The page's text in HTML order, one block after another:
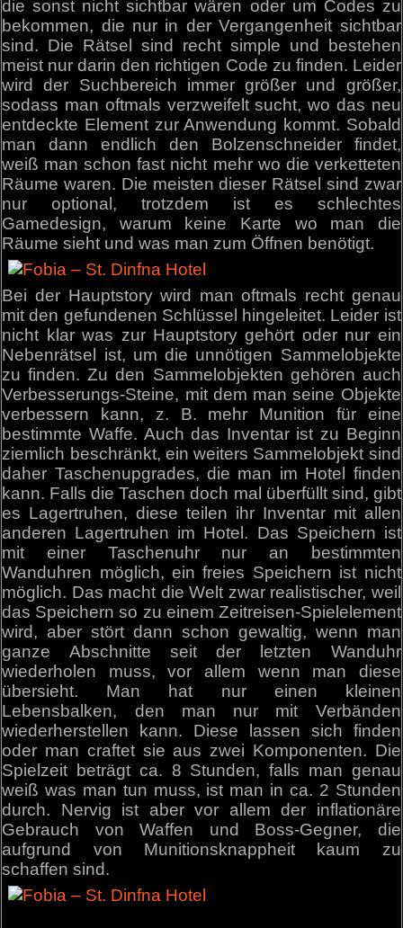
die sonst nicht sichtbar wären oder um Codes zu
bekommen, die nur in der Vergangenheit sichtbar
sind. Die Rätsel sind recht simple und bestehen
meist nur darin den richtigen Code zu finden. Leider
wird der Suchbereich immer größer und größer,
sodass man oftmals verzweifelt sucht, wo das neu
entdeckte Element zur Anwendung kommt. Sobald
man dann endlich den Bolzenschneider findet,
weiß man schon fast nicht mehr wo die verketteten
Räume waren. Die meisten dieser Rätsel sind zwar
nur optional, trotzdem ist es schlechtes
Gamedesign, warum keine Karte wo man die
Räume sieht und was man zum Öffnen benötigt.
Bei der Hauptstory wird man oftmals recht genau
mit den gefundenen Schlüssel hingeleitet. Leider ist
nicht klar was zur Hauptstory gehört oder nur ein
Nebenrätsel ist, um die unnötigen Sammelobjekte
zu finden. Zu den Sammelobjekten gehören auch
Verbesserungs-Steine, mit dem man seine Objekte
verbessern kann, z. B. mehr Munition für eine
bestimmte Waffe. Auch das Inventar ist zu Beginn
ziemlich beschränkt, ein weiters Sammelobjekt sind
daher Taschenupgrades, die man im Hotel finden
kann. Falls die Taschen doch mal überfüllt sind, gibt
es Lagertruhen, diese teilen ihr Inventar mit allen
anderen Lagertruhen im Hotel. Das Speichern ist
mit einer Taschenuhr nur an bestimmten
Wanduhren möglich, ein freies Speichern ist nicht
möglich. Das macht die Welt zwar realistischer, weil
das Speichern so zu einem Zeitreisen-Spielelement
wird, aber stört dann schon gewaltig, wenn man
ganze Abschnitte seit der letzten Wanduhr
wiederholen muss, vor allem wenn man diese
übersieht. Man hat nur einen kleinen
Lebensbalken, den man nur mit Verbänden
wiederherstellen kann. Diese lassen sich finden
oder man craftet sie aus zwei Komponenten. Die
Spielzeit beträgt ca. 8 Stunden, falls man genau
weiß was man tun muss, ist man in ca. 2 Stunden
durch. Nervig ist aber vor allem der inflationäre
Gebrauch von Waffen und Boss-Gegner, die
aufgrund von Munitionsknappheit kaum zu
schaffen sind.